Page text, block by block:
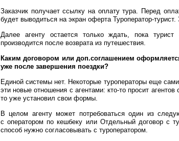
Заказчик получает ссылку на оплату тура. Перед
будет выводиться на экран оферта Туроператор-
Далее агенту остается только ждать, пока
производится после возврата из путешествия.
Каким договором или доп.соглашением
уже после завершения поездки?
Единой системы нет. Некоторые туроператоры еще
эти новые отношения с агентами: кто-то просит
то уже установил свои формы.
В целом агенту может потребоваться один из
с оператором по кешбеку или Отдельный договор с
способ нужно согласовывать с туроператором.